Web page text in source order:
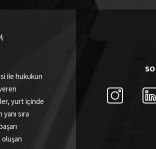
ile hukukun
yurt içinde
sıra